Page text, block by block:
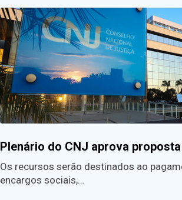
Plenário do CNJ aprova
Os recursos serão destinados ao
encargos sociais,…